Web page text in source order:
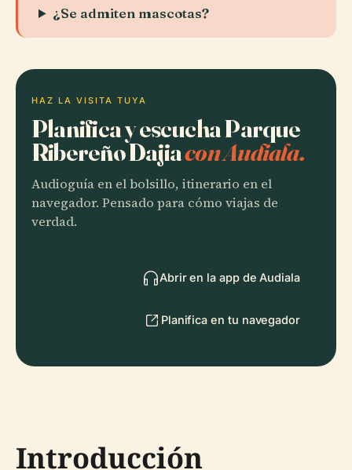
¿Se admiten mascotas?
HAZ LA VISITA TUYA
Planifica y escucha Parque
Ribereño Dajiacon Audiala.
Audioguía en el bolsillo, itinerario en el
navegador. Pensado para cómo viajas de
verdad.
Abrir en la app de Audiala
Planifica en tu navegador
Introducción